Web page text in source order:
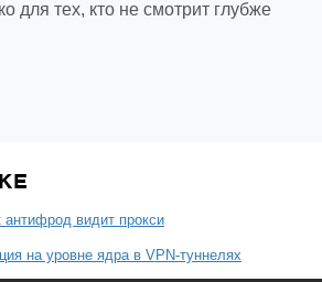
для тех, кто не смотрит глубже
видит прокси
на уровне ядра в VPN-туннелях